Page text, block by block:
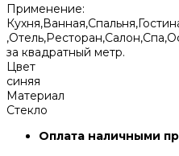
Применение:
за квадратный метр.
Цвет
синяя
Материал
Стекло
Оплата наличными